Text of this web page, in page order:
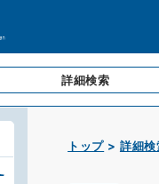
詳細検索
トップ 詳細検